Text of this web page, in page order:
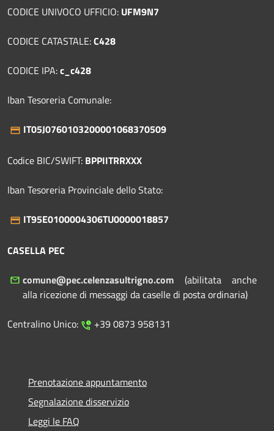
CODICE UNIVOCO UFFICIO: UFM9N7
CODICE CATASTALE:C428
CODICE IPA:c_c428
Iban Tesoreria Comunale:
IT05J0760103200001068370509
Codice BIC/SWIFT: BPPIITRRXXX
Iban Tesoreria Provinciale dello Stato:
IT95E0100004306TU0000018857
CASELLA PEC
comune@pec.celenzasultrigno.com (abilitata anche
alla ricezione di messaggi da caselle di posta ordinaria)
Centralino Unico:
+39 0873 958131
Prenotazione appuntamento
Segnalazione disservizio
Leggi le FAQ